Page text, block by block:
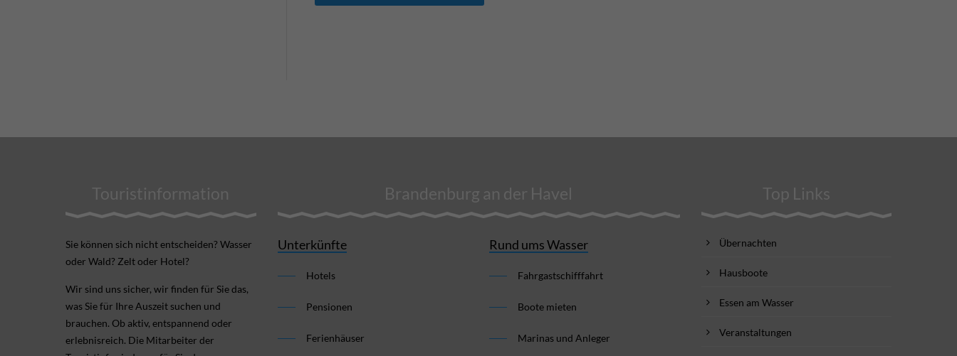
Touristinformation
Sie können sich nicht ent­scheiden? Wasser
oder Wald? Zelt oder Hotel?
Wir sind uns sicher, wir finden für Sie das,
was Sie für Ihre Aus­zeit suchen und
brauchen. Ob aktiv, ent­spannend oder
erlebnis­reich. Die Mitarbeiter der
Brandenburg an der Havel
Unterkünfte
Hotels
Pensionen
Ferienhäuser
Rund ums Wasser
Fahrgastschifffahrt
Boote mieten
Marinas und Anleger
Top Links
Übernachten
Hausboote
Essen am Wasser
Veranstaltungen